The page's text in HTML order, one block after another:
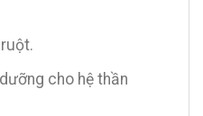
cho hệ thần